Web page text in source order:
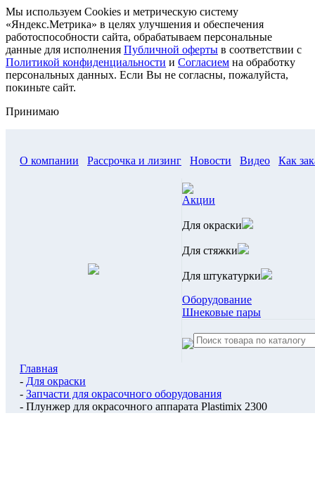
Мы используем Cookies и метрическую систему
«Яндекс.Метрика» в целях улучшения и обеспечения
работоспособности сайта, обрабатываем персональные
данные для исполнения Публичной оферты в соответствии с
Политикой конфиденциальности и Согласием на обработку
персональных данных. Если Вы не согласны, пожалуйста,
покиньте сайт.
Принимаю
О компании Рассрочка и лизинг Новости Видео Как
Акции
Для окраски
Для стяжки
Для штукатурки
Оборудование
Шнековые пары
Главная
- Для окраски
- Запчасти для окрасочного оборудования
- Плунжер для окрасочного аппарата Plastimix 2300